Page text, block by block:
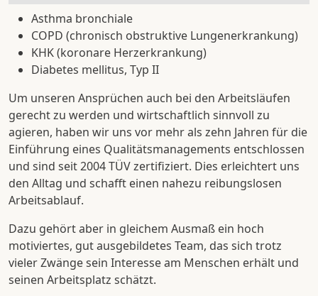
Asthma bronchiale
COPD (chronisch obstruktive Lungenerkrankung)
KHK (koronare Herzerkrankung)
Diabetes mellitus, Typ II
Um unseren Ansprüchen auch bei den Arbeitsläufen
gerecht zu werden und wirtschaftlich sinnvoll zu
agieren, haben wir uns vor mehr als zehn Jahren für die
Einführung eines Qualitätsmanagements entschlossen
und sind seit 2004 TÜV zertifiziert. Dies erleichtert uns
den Alltag und schafft einen nahezu reibungslosen
Arbeitsablauf.
Dazu gehört aber in gleichem Ausmaß ein hoch
motiviertes, gut ausgebildetes Team, das sich trotz
vieler Zwänge sein Interesse am Menschen erhält und
seinen Arbeitsplatz schätzt.